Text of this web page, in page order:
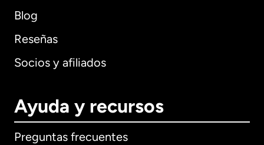
Blog
Reseñas
Socios y afiliados
Ayuda y recursos
Preguntas frecuentes